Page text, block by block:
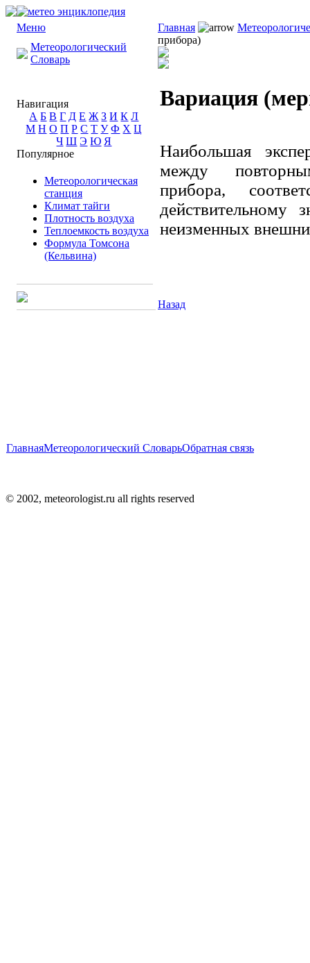
Меню
Метеорологический
Словарь
Навигация
А Б В Г Д Е Ж З И К Л
М Н О П Р С Т У Ф Х Ц
Ч Ш Э Ю Я
Популярное
Метеорологическая
станция
Климат тайги
Плотность воздуха
Теплоемкость воздуха
Формула Томсона
(Кельвина)
Главная
прибора)
Вариация
Наибольшая
между
прибора,
действительному
неизменных
Назад
ГлавнаяМетеорологический СловарьОбратная связь
© 2002, meteorologist.ru all rights reserved